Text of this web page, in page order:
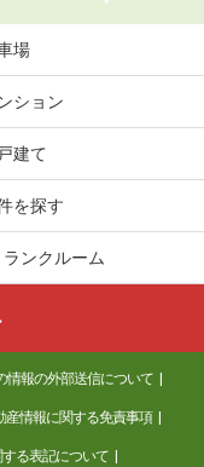
内
場
ション
建て
を探す
ンクルーム
情報の外部送信について
産情報に関する免責事項
る表記について